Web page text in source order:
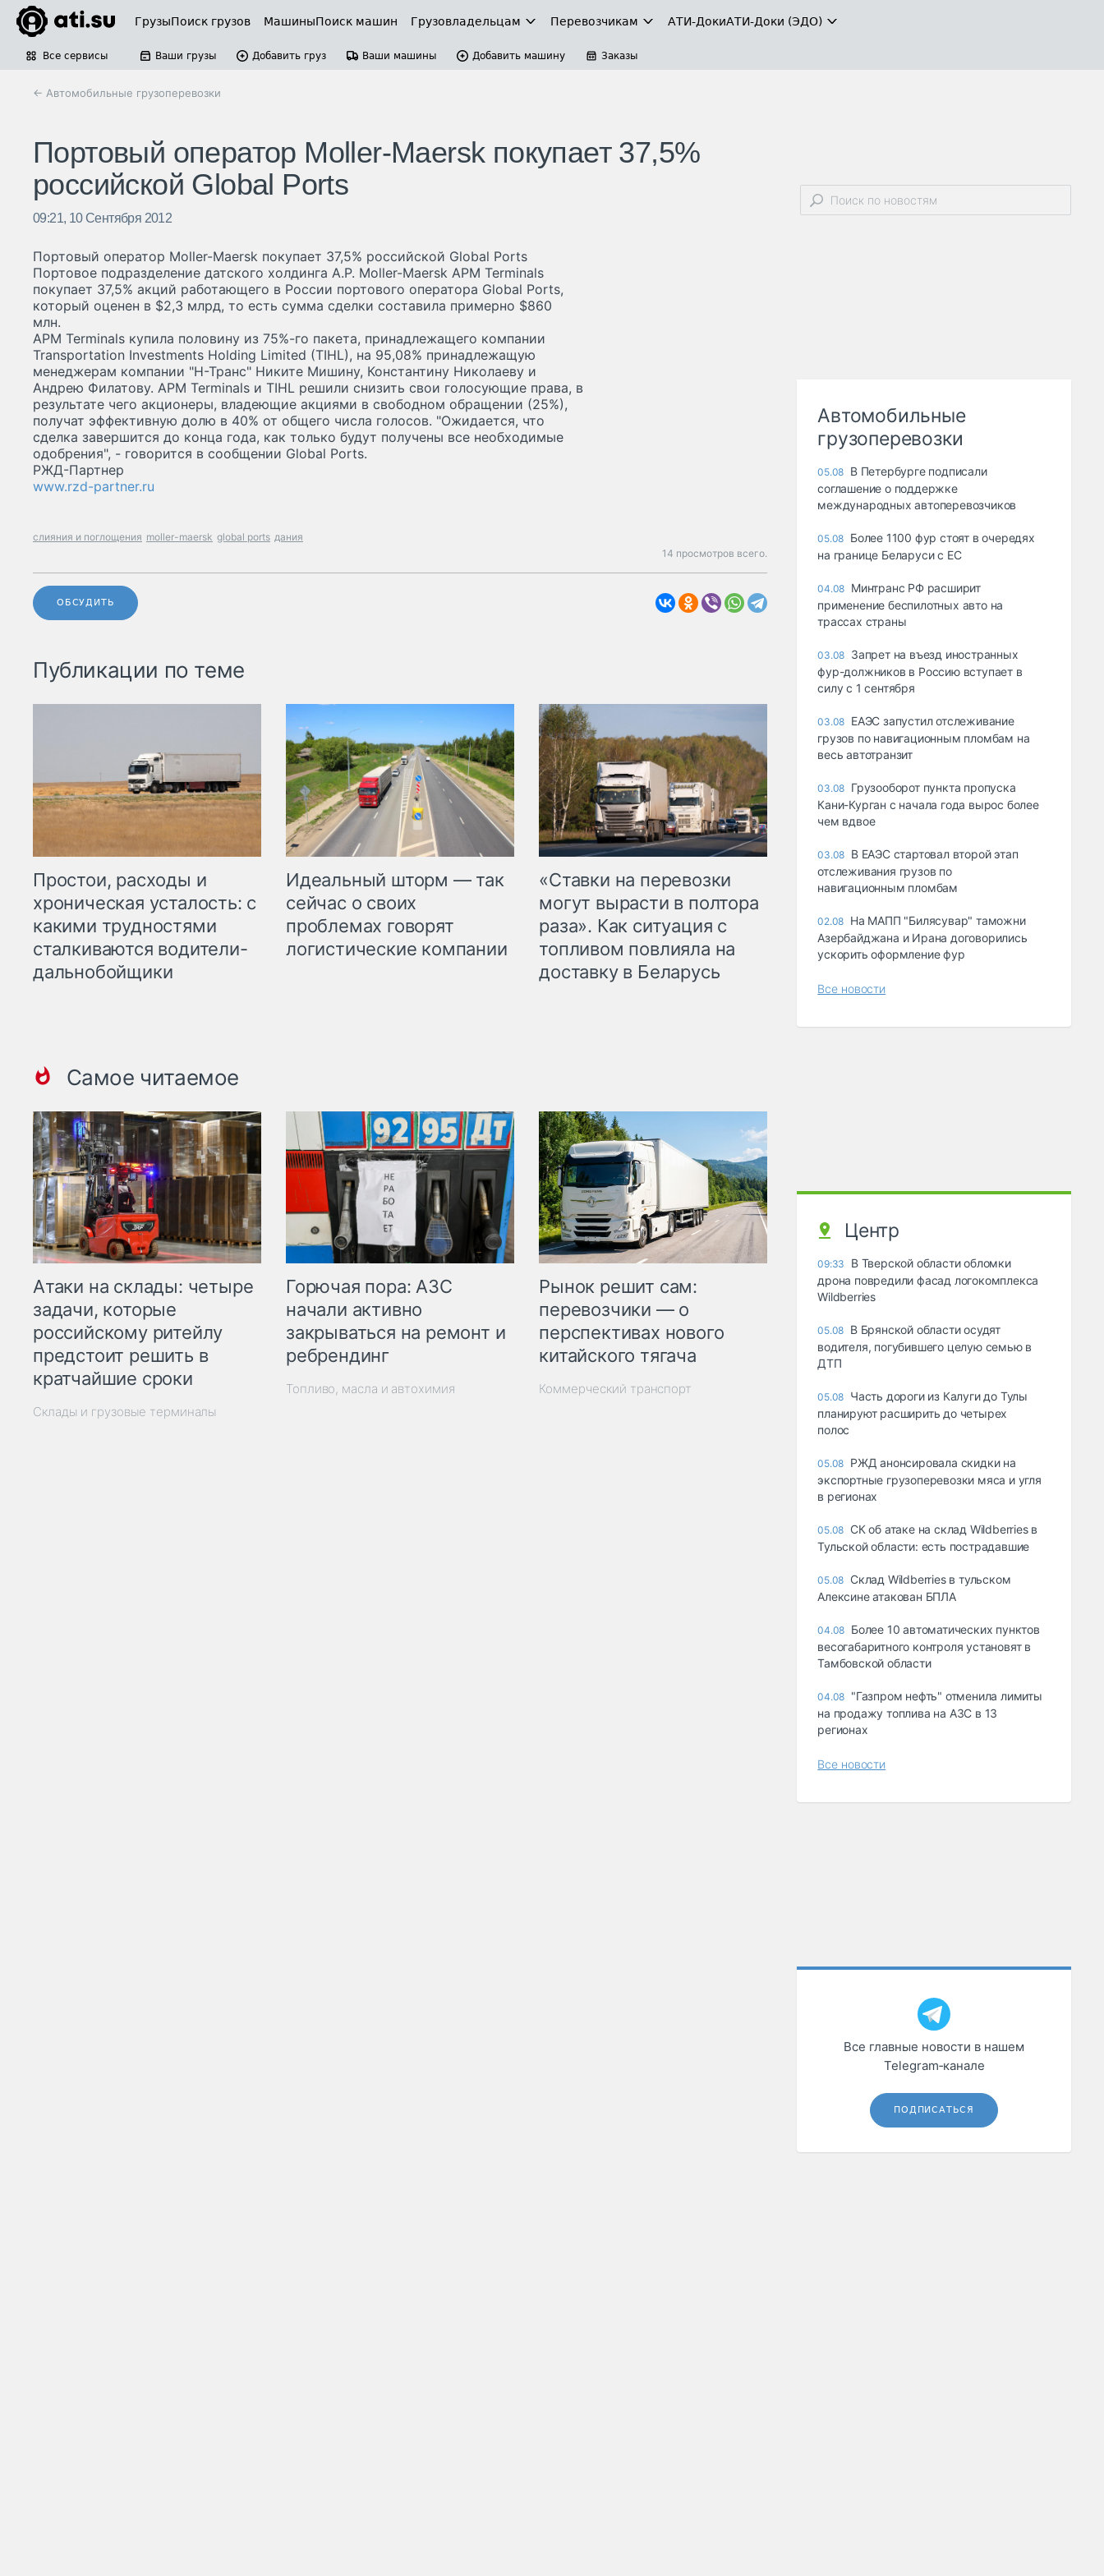
ГрузыПоиск грузов МашиныПоиск машин Грузовладельцам Перевозчикам АТИ-ДокиАТИ-Доки (ЭДО)
Все сервисы Ваши грузы Добавить груз Ваши машины Добавить машину Заказы
← Автомобильные грузоперевозки
Портовый оператор Moller-Maersk покупает 37,5%
российской Global Ports
09:21, 10 Сентября 2012
Портовый оператор Moller-Maersk покупает 37,5% российской Global Ports
Портовое подразделение датского холдинга A.P. Moller-Maersk APM Terminals
покупает 37,5% акций работающего в России портового оператора Global Ports,
который оценен в $2,3 млрд, то есть сумма сделки составила примерно $860
млн.
APM Terminals купила половину из 75%-го пакета, принадлежащего компании
Transportation Investments Holding Limited (TIHL), на 95,08% принадлежащую
менеджерам компании "Н-Транс" Никите Мишину, Константину Николаеву и
Андрею Филатову. APM Terminals и TIHL решили снизить свои голосующие права, в
результате чего акционеры, владеющие акциями в свободном обращении (25%),
получат эффективную долю в 40% от общего числа голосов. "Ожидается, что
сделка завершится до конца года, как только будут получены все необходимые
одобрения", - говорится в сообщении Global Ports.
РЖД-Партнер
www.rzd-partner.ru
слияния и поглощения moller-maersk global ports дания
14 просмотров всего.
ОБСУДИТЬ
Публикации по теме
Простои, расходы и
хроническая усталость: с
какими трудностями
сталкиваются водители-
дальнобойщики
Идеальный шторм — так
сейчас о своих
проблемах говорят
логистические компании
«Ставки на перевозки
могут вырасти в полтора
раза». Как ситуация с
топливом повлияла на
доставку в Беларусь
Самое читаемое
Атаки на склады: четыре
задачи, которые
российскому ритейлу
предстоит решить в
кратчайшие сроки
Склады и грузовые терминалы
Горючая пора: АЗС
начали активно
закрываться на ремонт и
ребрендинг
Топливо, масла и автохимия
Рынок решит сам:
перевозчики — о
перспективах нового
китайского тягача
Коммерческий транспорт
Автомобильные
грузоперевозки
05.08 В Петербурге подписали
соглашение о поддержке
международных автоперевозчиков
05.08 Более 1100 фур стоят в очередях
на границе Беларуси с ЕС
04.08 Минтранс РФ расширит
применение беспилотных авто на
трассах страны
03.08 Запрет на въезд иностранных
фур-должников в Россию вступает в
силу с 1 сентября
03.08 ЕАЭС запустил отслеживание
грузов по навигационным пломбам на
весь автотранзит
03.08 Грузооборот пункта пропуска
Кани-Курган с начала года вырос более
чем вдвое
03.08 В ЕАЭС стартовал второй этап
отслеживания грузов по
навигационным пломбам
02.08 На МАПП "Билясувар" таможни
Азербайджана и Ирана договорились
ускорить оформление фур
Все новости
Центр
09:33
В Тверской области обломки
дрона повредили фасад логокомплекса
Wildberries
05.08 В Брянской области осудят
водителя, погубившего целую семью в
ДТП
05.08 Часть дороги из Калуги до Тулы
планируют расширить до четырех
полос
05.08 РЖД анонсировала скидки на
экспортные грузоперевозки мяса и угля
в регионах
05.08 СК об атаке на склад Wildberries в
Тульской области: есть пострадавшие
05.08 Склад Wildberries в тульском
Алексине атакован БПЛА
04.08 Более 10 автоматических пунктов
весогабаритного контроля установят в
Тамбовской области
04.08 "Газпром нефть" отменила лимиты
на продажу топлива на АЗС в 13
регионах
Все новости
Все главные новости в нашем
Telegram‑канале
ПОДПИСАТЬСЯ